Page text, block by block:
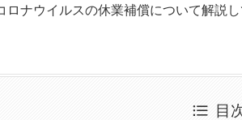
ロナウイルスの休業補償について解説し
目